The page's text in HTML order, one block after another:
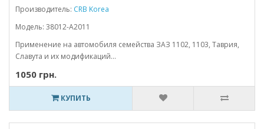
Производитель: CRB Korea
Модель: 38012-A2011
Применение на автомобиля семейства ЗАЗ 1102, 1103, Таврия,
Славута и их модификаций...
1050 грн.
КУПИТЬ